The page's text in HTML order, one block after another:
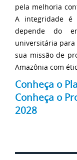
pela melhoria
A integridade é
depende do
universitária
sua missão de
Amazônia com
Conheça o
Conheça o
2028